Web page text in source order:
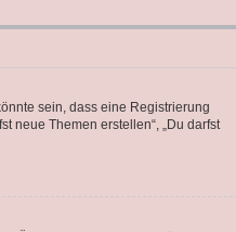
sein, dass eine Registrierung
neue Themen erstellen“, „Du darfst